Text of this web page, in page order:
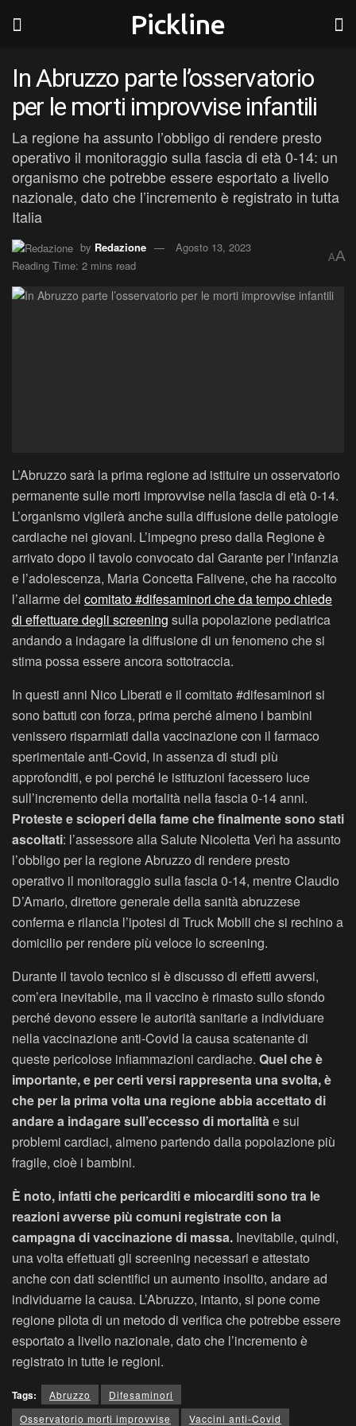
Pickline
In Abruzzo parte l’osservatorio
per le morti improvvise infantili
La regione ha assunto l’obbligo di rendere presto
operativo il monitoraggio sulla fascia di età 0-14: un
organismo che potrebbe essere esportato a livello
nazionale, dato che l’incremento è registrato in tutta
Italia
by Redazione
Agosto 13, 2023
Reading Time: 2 mins read
AA
L’Abruzzo sarà la prima regione ad istituire un osservatorio
permanente sulle morti improvvise nella fascia di età 0-14.
L’organismo vigilerà anche sulla diffusione delle patologie
cardiache nei giovani. L’impegno preso dalla Regione è
arrivato dopo il tavolo convocato dal Garante per l’infanzia
e l’adolescenza, Maria Concetta Falivene, che ha raccolto
l’allarme del comitato #difesaminori che da tempo chiede
di effettuare degli screening sulla popolazione pediatrica
andando a indagare la diffusione di un fenomeno che si
stima possa essere ancora sottotraccia.
In questi anni Nico Liberati e il comitato #difesaminori si
sono battuti con forza, prima perché almeno i bambini
venissero risparmiati dalla vaccinazione con il farmaco
sperimentale anti-Covid, in assenza di studi più
approfonditi, e poi perché le istituzioni facessero luce
sull’incremento della mortalità nella fascia 0-14 anni.
Proteste e scioperi della fame che finalmente sono stati
ascoltati: l’assessore alla Salute Nicoletta Verì ha assunto
l’obbligo per la regione Abruzzo di rendere presto
operativo il monitoraggio sulla fascia 0-14, mentre Claudio
D’Amario, direttore generale della sanità abruzzese
conferma e rilancia l’ipotesi di Truck Mobili che si rechino a
domicilio per rendere più veloce lo screening.
Durante il tavolo tecnico si è discusso di effetti avversi,
com’era inevitabile, ma il vaccino è rimasto sullo sfondo
perché devono essere le autorità sanitarie a individuare
nella vaccinazione anti-Covid la causa scatenante di
queste pericolose infiammazioni cardiache. Quel che è
importante, e per certi versi rappresenta una svolta, è
che per la prima volta una regione abbia accettato di
andare a indagare sull’eccesso di mortalitàe sui
problemi cardiaci, almeno partendo dalla popolazione più
fragile, cioè i bambini.
È noto, infatti che pericarditi e miocarditi sono tra le
reazioni avverse più comuni registrate con la
campagna di vaccinazione di massa. Inevitabile, quindi,
una volta effettuati gli screening necessari e attestato
anche con dati scientifici un aumento insolito, andare ad
individuarne la causa. L’Abruzzo, intanto, si pone come
regione pilota di un metodo di verifica che potrebbe essere
esportato a livello nazionale, dato che l’incremento è
registrato in tutte le regioni.
Tags: Abruzzo
Difesaminori
Osservatorio morti improvvise
Vaccini anti-Covid